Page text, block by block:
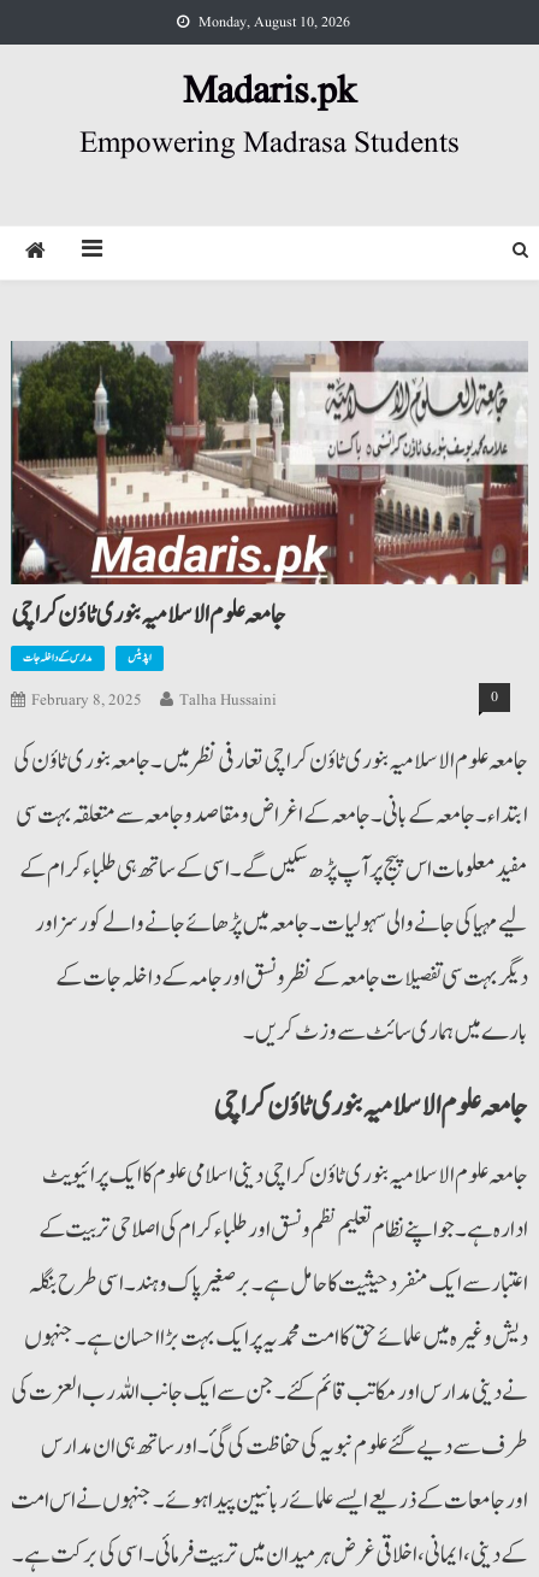
to
Monday, August 10, 2026
Madaris.pk
Empowering Madrasa Students
جامعہ علوم الاسلامیہ بنوری ٹاؤن کراچی
مدارس کے داخلہ جات اپڈیٹس
February 8, 2025 Talha Hussaini 0
جامعہ علوم الاسلامیہ بنوری ٹاؤن کراچی تعارفی نظرمیں۔ جامعہ بنوری ٹاؤن کی
ابتداء۔ جامعہ کے بانی۔ جامعہ کے اغراض و مقاصد وجامعہ سے متعلقہ بہت سی
مفید معلومات اس پیج پر آپ پڑھ سکیں گے۔ اسی کے ساتھ ہی طلباء کرام کے
لیے مہیا کی جانے والی سہولیات۔ جامعہ میں پڑھائے جانے والے کورسز اور
دیگر بہت سی تفصیلات جامعہ کے نظر و نسق اور جامہ کے داخلہ جات کے
بارے میں ہماری سائٹ سے وزٹ کریں۔
جامعہ علوم الاسلامیہ بنوری ٹاؤن کراچی
جامعہ علوم الاسلامیہ بنوری ٹاؤن کراچی دینی اسلامی علوم کا ایک پرائیویٹ
ادارہ ہے۔ جو اپنے نظام تعلیم نظم و نسق اور طلباء کرام کی اصلاحی تربیت کے
اعتبار سے ایک منفرد حیثیت کا حامل ہے۔ برصغیر پاک و ہند۔ اسی طرح بنگلہ
دیش وغیرہ میں علمائے حق کا امت محمدیہ پرایک بہت بڑا احسان ہے۔ جنہوں
نے دینی مدارس اورمکاتب قائم کئے۔ جن سے ایک جانب اللہ رب العزت کی
طرف سے دیے گئے علوم نبویہ کی حفاظت کی گئ۔ اور ساتھ ہی ان مدارس
اورجامعات کے ذریعے ایسے علمائے ربانیین پیدا ہوئے۔ جنہوں نے اس امت
کے دینی،ایمانی،اخلاقی غرض ہر میدان میں تربیت فرمائی۔ اسی کی برکت ہے۔